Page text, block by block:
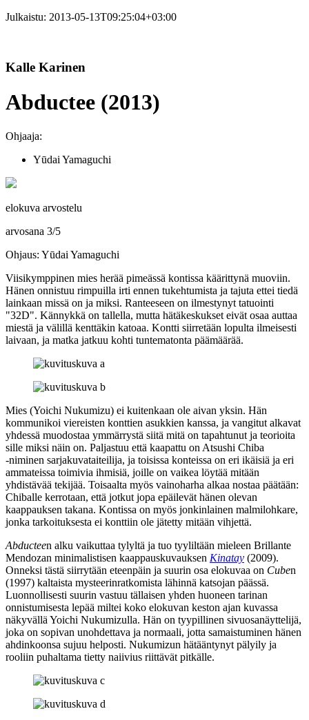
Julkaistu: 2013-05-13T09:25:04+03:00
Kalle Karinen
Abductee (2013)
Ohjaaja:
Yūdai Yamaguchi
elokuva arvostelu
arvosana 3/5
Ohjaus: Yūdai Yamaguchi
Viisikymppinen mies herää pimeässä kontissa käärittynä muoviin.
Hänen onnistuu rimpuilla irti ennen tukehtumista ja tajuta ettei tiedä
lainkaan missä on ja miksi. Ranteeseen on ilmestynyt tatuointi
"32D". Kännykkä on tallella, mutta hätäkeskukset eivät osaa auttaa
miestä ja välillä kenttäkin katoaa. Kontti siirretään lopulta ilmeisesti
laivaan, ja matka jatkuu kohti tuntematonta päämäärää.
Mies (Yoichi Nukumizu) ei kuitenkaan ole aivan yksin. Hän
kommunikoi viereisten konttien asukkien kanssa, ja vangitut alkavat
yhdessä muodostaa ymmärrystä siitä mitä on tapahtunut ja teorioita
sille miksi näin on. Paljastuu että kaapattu on Atsushi Chiba
‑niminen sarjakuvataiteilija, ja toisissa konteissa on eri ikäisiä ja eri
ammateissa toimivia ihmisiä, joille on vaikea löytää mitään
yhdistävää tekijää. Toisaalta myös vainoharha alkaa nostaa päätään:
Chiballe kerrotaan, että jotkut jopa epäilevät hänen olevan
kaappauksen takana. Kontissa on myös jonkinlainen malmilohkare,
jonka tarkoituksesta ei konttiin ole jätetty mitään vihjettä.
Abducteen alku vaikuttaa tylyltä ja tuo tyyliltään mieleen Brillante
Mendozan minimalistisen kaappauskuvauksen Kinatay (2009).
Onneksi tästä siirrytään eteenpäin ja suurin osa elokuvaa on Cuben
(1997) kaltaista mysteerinratkomista lähinnä katsojan päässä.
Luonnollisesti suurin vastuu tällaisen yhden huoneen tarinan
onnistumisesta lepää miltei koko elokuvan keston ajan kuvassa
näkyvällä Yoichi Nukumizulla. Hän on tyypillinen sivuosanäyttelijä,
joka on sopivan unohdettava ja normaali, jotta samaistuminen hänen
ahdinkoonsa sujuu helposti. Nukumizun hätääntynyt pälyily ja
rooliin puhaltama tietty naiivius riittävät pitkälle.